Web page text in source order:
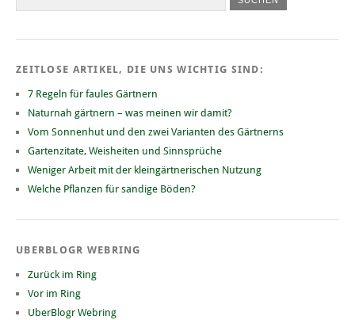
ZEITLOSE ARTIKEL, DIE UNS WICHTIG SIND:
7 Regeln für faules Gärtnern
Naturnah gärtnern – was meinen wir damit?
Vom Sonnenhut und den zwei Varianten des Gärtnerns
Gartenzitate, Weisheiten und Sinnsprüche
Weniger Arbeit mit der kleingärtnerischen Nutzung
Welche Pflanzen für sandige Böden?
UBERBLOGR WEBRING
Zurück im Ring
Vor im Ring
UberBlogr Webring